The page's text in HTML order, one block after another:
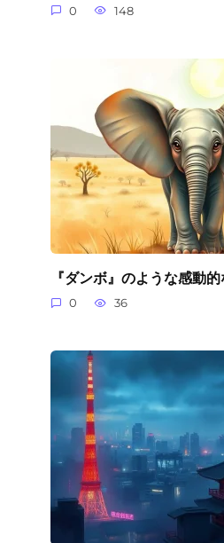
0 148
『ダンボ』のような感動
0 36